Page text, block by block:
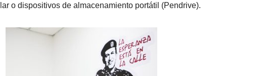
o dispositivos de almacenamiento portátil (Pendrive).